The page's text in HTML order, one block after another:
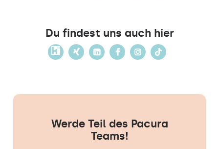
Du findest uns auch hier
Werde Teil des Pacura
Teams!